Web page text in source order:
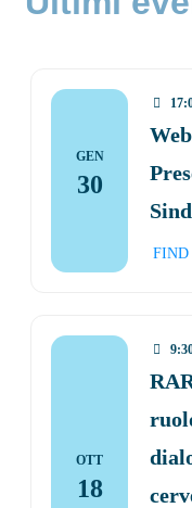
GEN
30
FIND
OTT
18